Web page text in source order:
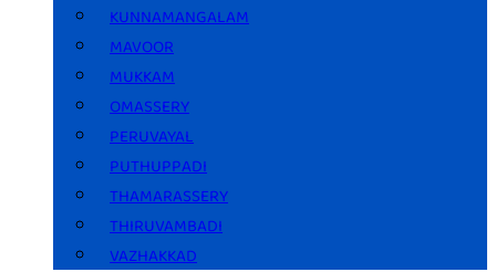
KUNNAMANGALAM
MAVOOR
MUKKAM
OMASSERY
PERUVAYAL
PUTHUPPADI
THAMARASSERY
THIRUVAMBADI
VAZHAKKAD